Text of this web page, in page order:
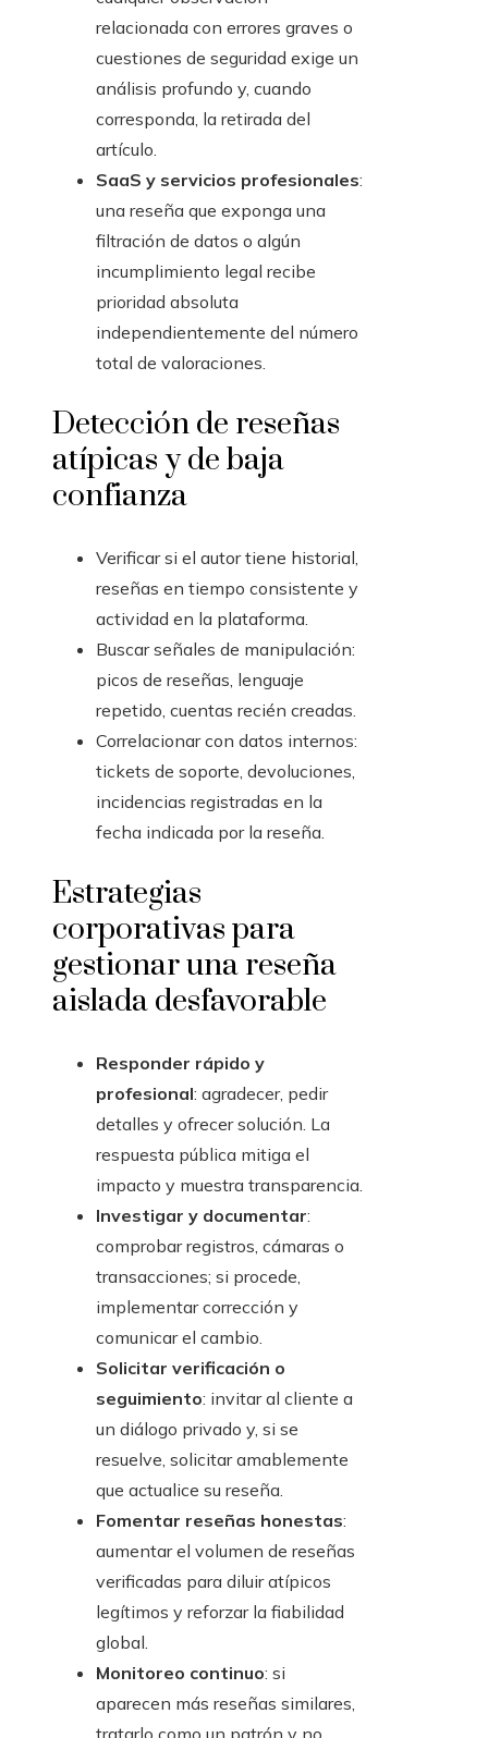
relacionada con errores graves o
cuestiones de seguridad exige un
análisis profundo y, cuando
corresponda, la retirada del
artículo.
SaaS y servicios profesionales:
una reseña que exponga una
filtración de datos o algún
incumplimiento legal recibe
prioridad absoluta
independientemente del número
total de valoraciones.
Detección de reseñas
atípicas y de baja
confianza
Verificar si el autor tiene historial,
reseñas en tiempo consistente y
actividad en la plataforma.
Buscar señales de manipulación:
picos de reseñas, lenguaje
repetido, cuentas recién creadas.
Correlacionar con datos internos:
tickets de soporte, devoluciones,
incidencias registradas en la
fecha indicada por la reseña.
Estrategias
corporativas para
gestionar una reseña
aislada desfavorable
Responder rápido y
profesional: agradecer, pedir
detalles y ofrecer solución. La
respuesta pública mitiga el
impacto y muestra transparencia.
Investigar y documentar:
comprobar registros, cámaras o
transacciones; si procede,
implementar corrección y
comunicar el cambio.
Solicitar verificación o
seguimiento: invitar al cliente a
un diálogo privado y, si se
resuelve, solicitar amablemente
que actualice su reseña.
Fomentar reseñas honestas:
aumentar el volumen de reseñas
verificadas para diluir atípicos
legítimos y reforzar la fiabilidad
global.
Monitoreo continuo: si
aparecen más reseñas similares,